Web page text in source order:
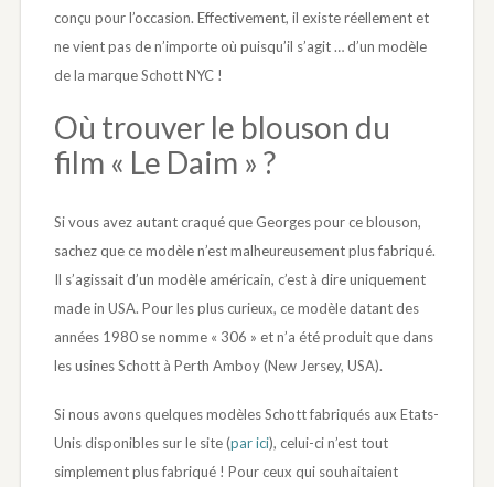
conçu pour l’occasion. Effectivement, il existe réellement et
ne vient pas de n’importe où puisqu’il s’agit … d’un modèle
de la marque Schott NYC !
Où trouver le blouson du
film « Le Daim » ?
Si vous avez autant craqué que Georges pour ce blouson,
sachez que ce modèle n’est malheureusement plus fabriqué.
Il s’agissait d’un modèle américain, c’est à dire uniquement
made in USA. Pour les plus curieux, ce modèle datant des
années 1980 se nomme « 306 » et n’a été produit que dans
les usines Schott à Perth Amboy (New Jersey, USA).
Si nous avons quelques modèles Schott fabriqués aux Etats-
Unis disponibles sur le site (par ici), celui-ci n’est tout
simplement plus fabriqué ! Pour ceux qui souhaitaient